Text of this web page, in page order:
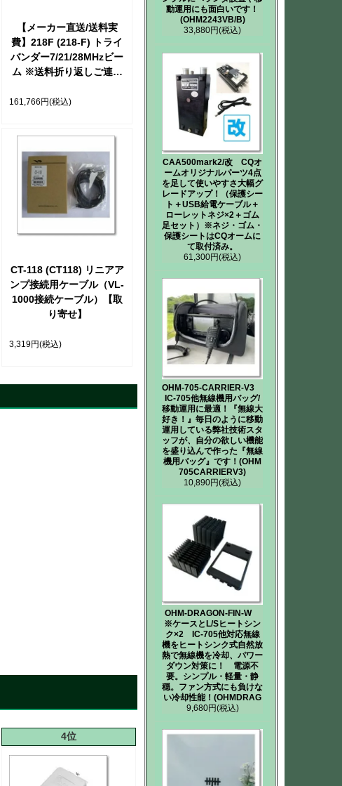
【メーカー直送/送料実
費】218F (218-F) トライ
バンダー7/21/28MHzビー
ム ※送料折り返しご連絡
161,766円(税込)
CT-118 (CT118) リニアア
ンプ接続用ケーブル（VL-
1000接続ケーブル）【取
り寄せ】
3,319円(税込)
4位
動運用にも面白いです！
(OHM2243VB/B)
33,880円(税込)
CAA500mark2/改 CQオ
ームオリジナルパーツ4点
を足して使いやすさ大幅グ
レードアップ！（保護シー
ト＋USB給電ケーブル＋
ローレットネジ×2＋ゴム
足セット）※ネジ・ゴム・
保護シートはCQオームに
て取付済み。
61,300円(税込)
OHM-705-CARRIER-V3
IC-705他無線機用バッグ/
移動運用に最適！『無線大
好き！』毎日のように移動
運用している弊社技術スタ
ッフが、自分の欲しい機能
を盛り込んで作った『無線
機用バッグ』です！(OHM
705CARRIERV3)
10,890円(税込)
OHM-DRAGON-FIN-W
※ケースとL/Sヒートシン
ク×2 IC-705他対応無線
機をヒートシンク式自然放
熱で無線機を冷却、パワー
ダウン対策に！ 電源不
要。シンプル・軽量・静
穏。ファン方式にも負けな
い冷却性能！(OHMDRAG
9,680円(税込)